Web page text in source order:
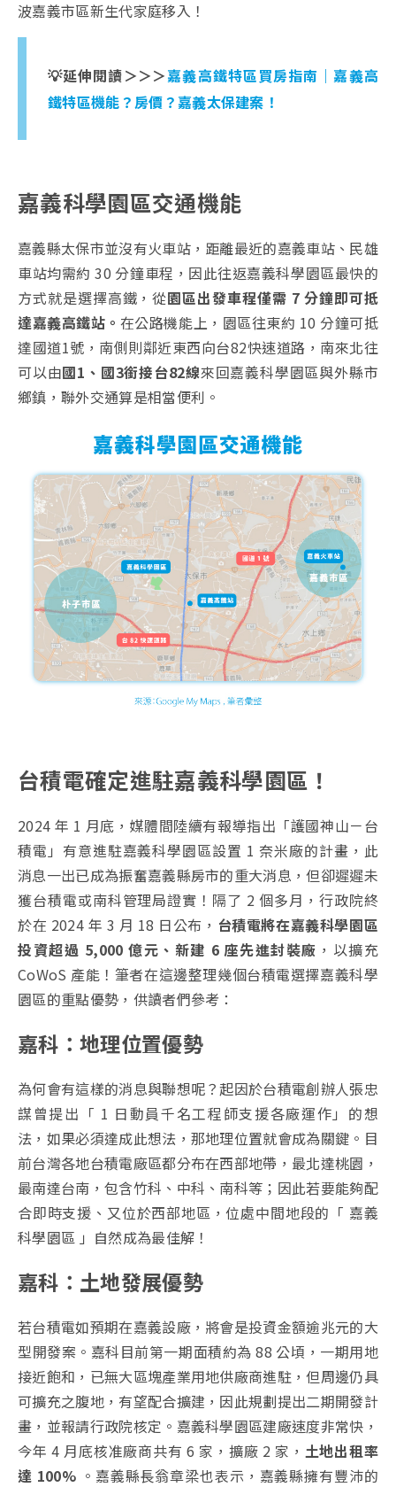
波嘉義市區新生代家庭移入！
💡延伸閱讀＞＞＞嘉義高鐵特區買房指南｜嘉義高
鐵特區機能？房價？嘉義太保建案！
嘉義科學園區交通機能
嘉義縣太保市並沒有火車站，距離最近的嘉義車站、民雄
車站均需約 30 分鐘車程，因此往返嘉義科學園區最快的
方式就是選擇高鐵，從園區出發車程僅需 7 分鐘即可抵
達嘉義高鐵站。 在公路機能上，園區往東約 10 分鐘可抵
達國道1號，南側則鄰近東西向台82快速道路，南來北往
可以由國1、國3銜接台82線來回嘉義科學園區與外縣市
鄉鎮，聯外交通算是相當便利。
台積電確定進駐嘉義科學園區！
2024 年 1 月底，媒體間陸續有報導指出「護國神山－台
積電」有意進駐嘉義科學園區設置 1 奈米廠的計畫，此
消息一出已成為振奮嘉義縣房市的重大消息，但卻遲遲未
獲台積電或南科管理局證實！隔了 2 個多月，行政院終
於在 2024 年 3 月 18 日公布， 台積電將在嘉義科學園區
投資超過 5,000 億元、新建 6 座先進封裝廠 ，以擴充
CoWoS 產能！筆者在這邊整理幾個台積電選擇嘉義科學
園區的重點優勢，供讀者們參考：
嘉科：地理位置優勢
為何會有這樣的消息與聯想呢？起因於台積電創辦人張忠
謀曾提出「 1 日動員千名工程師支援各廠運作」的想
法，如果必須達成此想法，那地理位置就會成為關鍵。目
前台灣各地台積電廠區都分布在西部地帶，最北達桃園，
最南達台南，包含竹科、中科、南科等；因此若要能夠配
合即時支援、又位於西部地區，位處中間地段的「 嘉義
科學園區 」自然成為最佳解！
嘉科：土地發展優勢
若台積電如預期在嘉義設廠，將會是投資金額逾兆元的大
型開發案。嘉科目前第一期面積約為 88 公頃，一期用地
接近飽和，已無大區塊產業用地供廠商進駐，但周邊仍具
可擴充之腹地，有望配合擴建，因此規劃提出二期開發計
畫，並報請行政院核定。嘉義科學園區建廠速度非常快，
今年 4 月底核准廠商共有 6 家，擴廠 2 家， 土地出租率
達 100% 。嘉義縣長翁章梁也表示，嘉義縣擁有豐沛的